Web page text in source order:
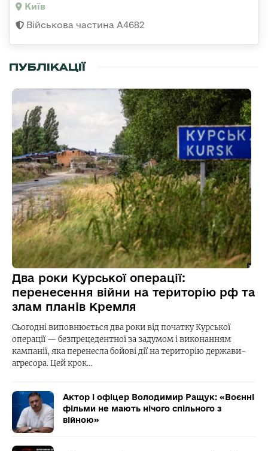
Київ
Військова частина А4682
ПУБЛІКАЦІЇ
Два роки Курської операції:
перенесення війни на територію рф та
злам планів Кремля
Сьогодні виповнюється два роки від початку Курської
операції — безпрецедентної за задумом і виконанням
кампанії, яка перенесла бойові дії на територію держави-
агресора. Цей крок…
Актор і офіцер Володимир Ращук: «Воєнні
фільми не мають нічого спільного з
війною»